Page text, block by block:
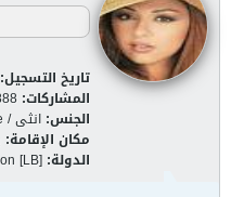
تاريخ التسجيل:
المشاركات:
الجنس: انثى / Female
مكان الإقامة:
الدولة: [LB]